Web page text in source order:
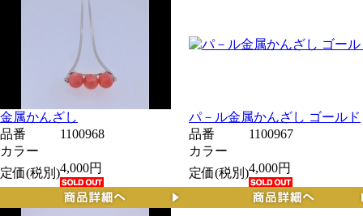
金属かんざし
パ－ル金属かんざし ゴールド
品番
1100968
カラー
定価(税別)4,000円
品番
1100967
カラー
定価(税別)4,000円